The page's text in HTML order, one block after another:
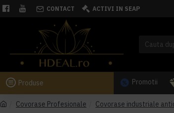
CONTACT ACTIVI IN SEAP
Produse Promotii
Covorase Profesionale Covorase industriale